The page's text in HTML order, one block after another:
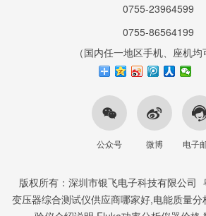
0755-23964599
0755-86564199
（国内任一地区手机、座机均
公众号 微博 电子
版权所有：深圳市银飞电子科技有限公司
变压器综合测试仪供应商哪家好,电能质量